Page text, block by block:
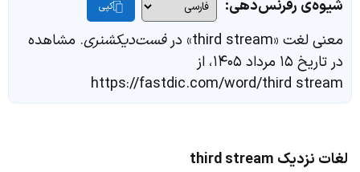
شیوه‌ی رفرنس‌دهی: کپی
معنی لغت «third stream» در فست‌دیکشنری. مشاهده
در تاریخ ۱۵ مرداد ۱۴۰۵، از
https://fastdic.com/word/third stream
لغات نزدیک third stream